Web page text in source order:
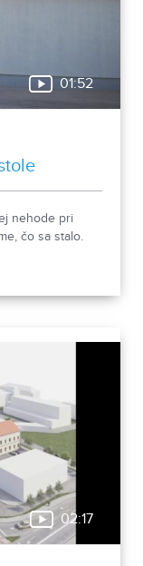
01:52
nehode pri
čo sa stalo.
02:17